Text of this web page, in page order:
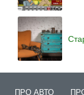
ПРО АВТО